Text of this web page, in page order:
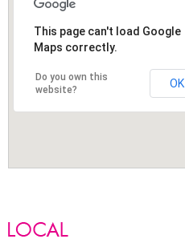
This page can't load Google
Maps correctly.
Do you own this
website?
OK